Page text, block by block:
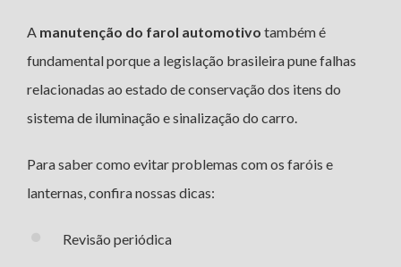
A manutenção do farol automotivo também é
fundamental porque a legislação brasileira pune falhas
relacionadas ao estado de conservação dos itens do
sistema de iluminação e sinalização do carro.
Para saber como evitar problemas com os faróis e
lanternas, confira nossas dicas:
Revisão periódica